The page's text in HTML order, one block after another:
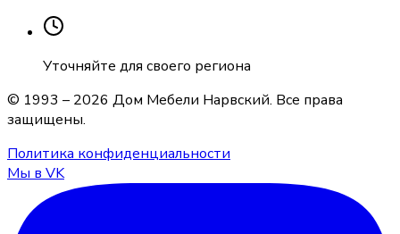
Уточняйте для своего региона
© 1993 – 2026 Дом Мебели Нарвский. Все права
защищены.
Политика конфиденциальности
Мы в VK